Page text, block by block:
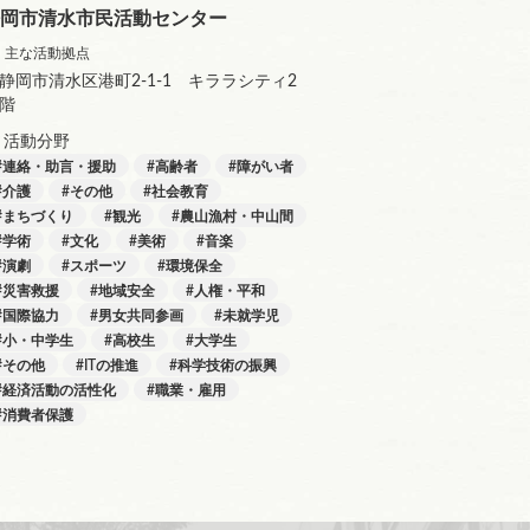
市清水市民活動センター
主な活動拠点
岡市清水区港町2-1-1 キララシティ2
活動分野
連絡・助言・援助 高齢者
障がい者
介護
その他
社会教育
まちづくり
観光
農山漁村・中山間
学術
文化 美術
音楽
演劇
スポーツ
環境保全
災害救援
地域安全
人権・平和
国際協力
男女共同参画
未就学児
小・中学生
高校生
大学生
その他
ITの推進
科学技術の振興
経済活動の活性化
職業・雇用
消費者保護